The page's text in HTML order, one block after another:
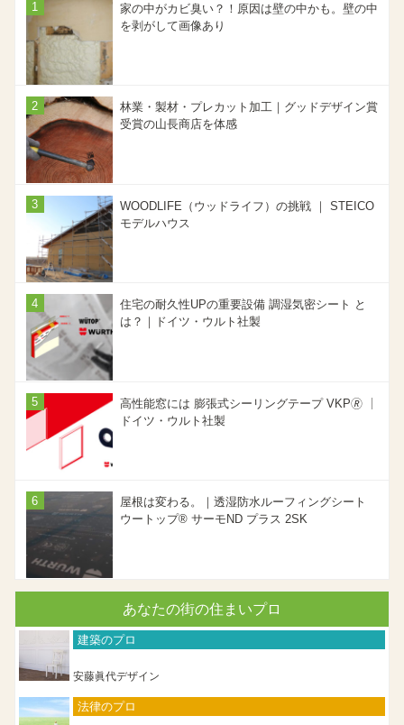
家の中がカビ臭い？！原因は壁の中かも。壁の中
を剥がして画像あり
林業・製材・プレカット加工｜グッドデザイン賞
受賞の山長商店を体感
WOODLIFE（ウッドライフ）の挑戦 ｜ STEICO
モデルハウス
住宅の耐久性UPの重要設備 調湿気密シート と
は？｜ドイツ・ウルト社製
高性能窓には 膨張式シーリングテープ VKP🄬 ｜
ドイツ・ウルト社製
屋根は変わる。｜透湿防水ルーフィングシート
ウートップ® サーモND プラス 2SK
あなたの街の住まいプロ
建築のプロ
安藤眞代デザイン
法律のプロ